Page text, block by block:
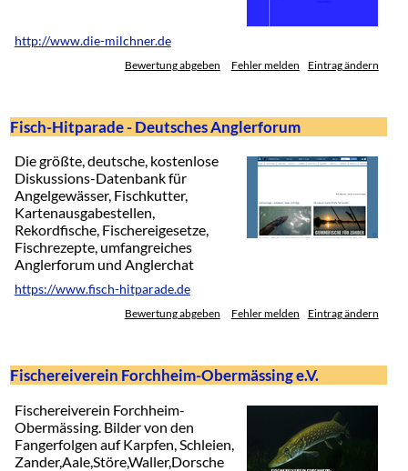
http://www.die-milchner.de
Bewertung abgeben Fehler melden Eintrag ändern
Fisch-Hitparade - Deutsches Anglerforum
Die größte, deutsche, kostenlose
Diskussions-Datenbank für
Angelgewässer, Fischkutter,
Kartenausgabestellen,
Rekordfische, Fischereigesetze,
Fischrezepte, umfangreiches
Anglerforum und Anglerchat
https://www.fisch-hitparade.de
Bewertung abgeben Fehler melden Eintrag ändern
Fischereiverein Forchheim-Obermässing e.V.
Fischereiverein Forchheim-
Obermässing. Bilder von den
Fangerfolgen auf Karpfen, Schleien,
Zander,Aale,Störe,Waller,Dorsche